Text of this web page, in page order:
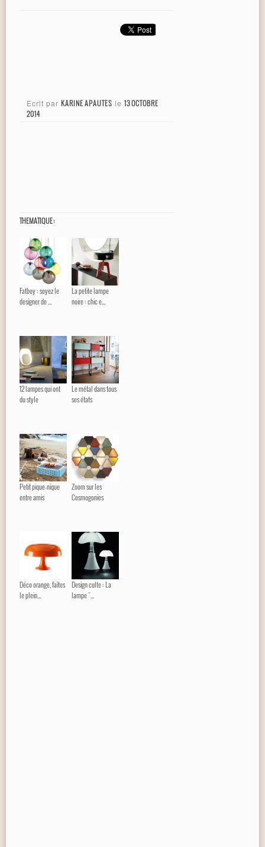
Ecrit par KARINE APAUTES le 13 OCTOBRE
2014
THEMATIQUE :
Fatboy : soyez le
designer de ...
La petite lampe
noire : chic e...
12 lampes qui ont
du style
Le métal dans tous
ses états
Petit pique-nique
entre amis
Zoom sur les
Cosmogonies
Déco orange, faîtes
le plein...
Design culte : La
lampe "...